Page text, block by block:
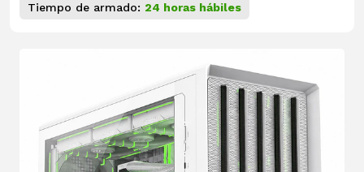
Tiempo de armado: 24 horas hábiles